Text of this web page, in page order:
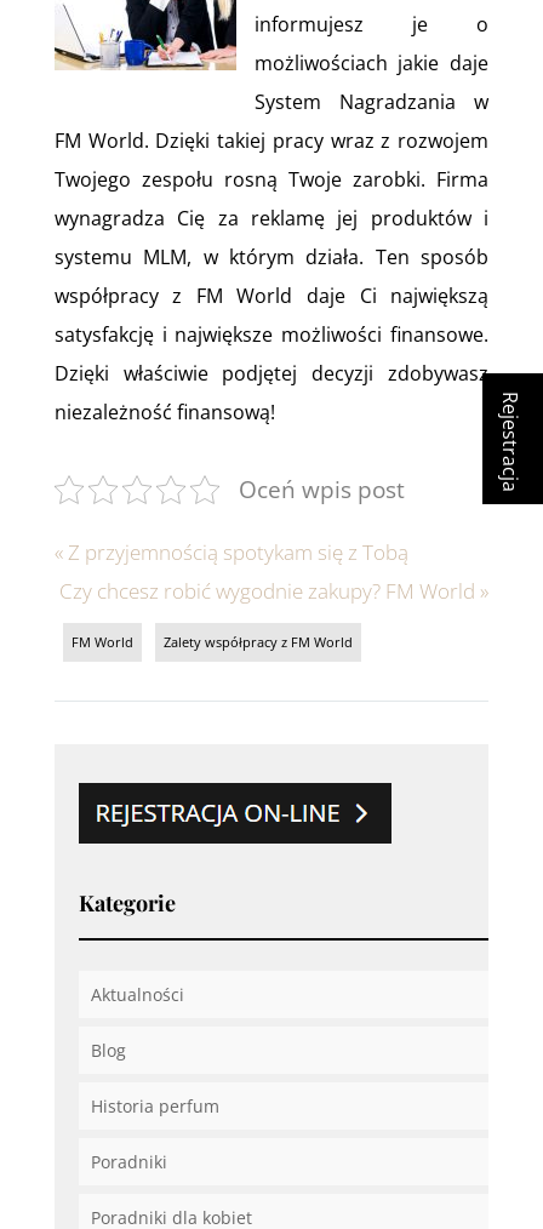
Rejestracja
informujesz je o
możliwościach jakie daje
System Nagradzania w
FM World. Dzięki takiej pracy wraz z rozwojem
Twojego zespołu rosną Twoje zarobki. Firma
wynagradza Cię za reklamę jej produktów i
systemu MLM, w którym działa. Ten sposób
współpracy z FM World daje Ci największą
satysfakcję i największe możliwości finansowe.
Dzięki właściwie podjętej decyzji zdobywasz
niezależność finansową!
Oceń wpis post
«Z przyjemnością spotykam się z Tobą
Czy chcesz robić wygodnie zakupy? FM World »
FM World Zalety współpracy z FM World
Kategorie
Aktualności
Blog
Historia perfum
Poradniki
Poradniki dla kobiet